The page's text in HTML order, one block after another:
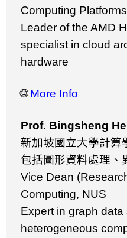
Computing Platforms
Leader of the AMD
specialist in cloud
hardware
🌐 More Info
Prof. Bingsheng He
新加坡國立大學計算
包括圖形資料處理、
Vice Dean
Computing, NUS
Expert in graph data
heterogeneous